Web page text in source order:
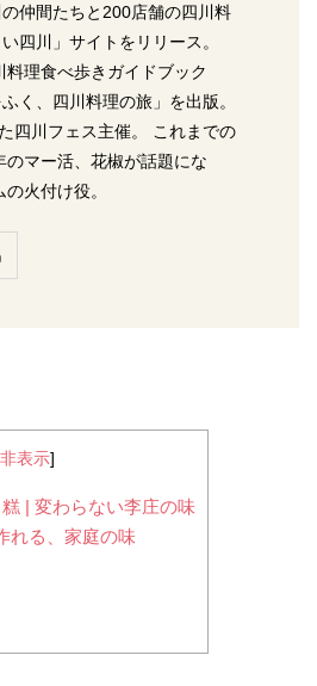
仲間たちと200店舗の四川料
四川」サイトをリリース。
理食べ歩きガイドブック
く、四川料理の旅」を出版。
四川フェス主催。 これまでの
マー活、花椒が話題にな
火付け役。
非表示]
糕 | 変わらない李庄の味
れる、家庭の味